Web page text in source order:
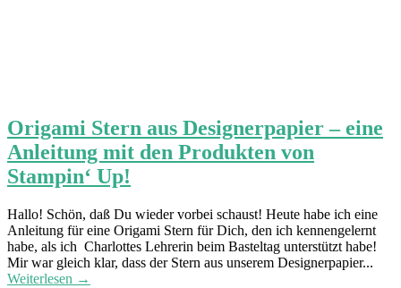
Origami Stern aus Designerpapier – eine
Anleitung mit den Produkten von
Stampin‘ Up!
Hallo! Schön, daß Du wieder vorbei schaust! Heute habe ich eine
Anleitung für eine Origami Stern für Dich, den ich kennengelernt
habe, als ich Charlottes Lehrerin beim Basteltag unterstützt habe!
Mir war gleich klar, dass der Stern aus unserem Designerpapier...
Weiterlesen →